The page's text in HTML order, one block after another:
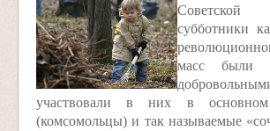
субботники
масс были
участвовали в них в
(комсомольцы) и так называемые